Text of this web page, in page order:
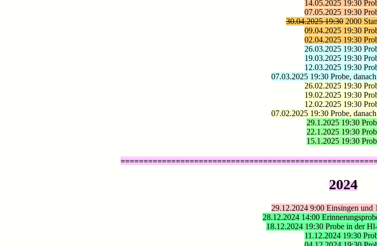
14.05.2025 19:30
07.05.2025 19:30
30.04.2025 19:302000
09.04.2025 19:30
02.04.2025 19:30
26.03.2025 19:30
19.03.2025 19:30
12.03.2025 19:30
07.03.2025 19:30 Probe,
26.02.2025 19:30
19.02.2025 19:30
12.02.2025 19:30
07.02.2025 19:30 Probe,
29.1.2025 19:30
22.1.2025 19:30
15.1.2025 19:30
2024
29.12.2024 9:00 Einsingen und
28.12.2024 14:00
18.12.2024 19:30 Probe in der
11.12.2024 19:30